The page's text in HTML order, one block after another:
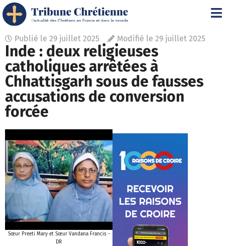
Publié le 29 juillet 2025 Modifié le 29 juillet 2025
Inde : deux religieuses
catholiques arrêtées à
Chhattisgarh sous de fausses
accusations de conversion
forcée
Sœur Preeti Mary et Sœur Vandana Francis -
DR